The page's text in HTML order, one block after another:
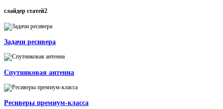
слайдер статей2
Задачи ресивера
Спутниковая антенна
Ресиверы премиум-класса